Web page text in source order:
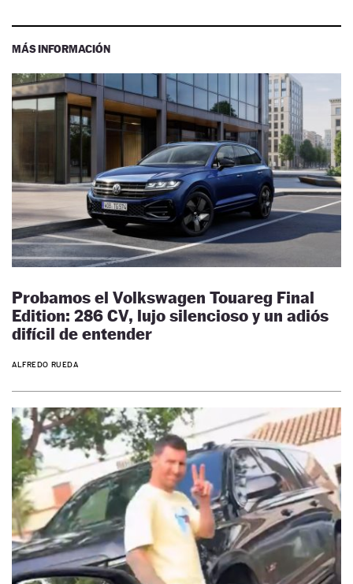
MÁS INFORMACIÓN
Probamos el Volkswagen Touareg Final
Edition: 286 CV, lujo silencioso y un adiós
difícil de entender
ALFREDO RUEDA